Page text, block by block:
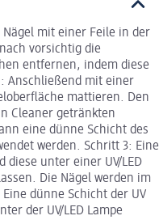
mit einer Feile in der
vorsichtig die
entfernen, indem diese
Anschließend mit einer
mattieren. Den
Cleaner getränkten
eine dünne Schicht des
werden. Schritt 3: Eine
diese unter einer UV/LED
Die Nägel werden im
dünne Schicht der UV
der UV/LED Lampe